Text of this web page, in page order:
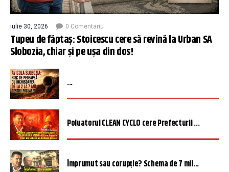
iulie 30, 2026 0 Comentariu
Tupeu de făptaș: Stoicescu cere să revină la Urban SA
Slobozia, chiar și pe ușa din dos!
...
Poluatorul CLEAN CYCLO cere Prefecturii ...
Împrumut sau corupție? Schema de 7 mil...